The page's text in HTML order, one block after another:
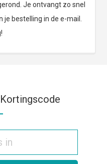
Je ontvangt zo snel
bestelling in de e-mail.